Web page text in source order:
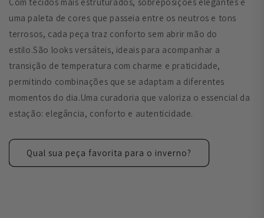
Com tecidos mais estruturados, sobreposições elegantes e
uma paleta de cores que passeia entre os neutros e tons
terrosos, cada peça traz conforto sem abrir mão do
estilo.São looks versáteis, ideais para acompanhar a
transição de temperatura com charme e praticidade,
permitindo combinações que se adaptam a diferentes
momentos do dia.Uma curadoria que valoriza o essencial da
estação: elegância, conforto e autenticidade.
Qual sua peça favorita para o inverno?